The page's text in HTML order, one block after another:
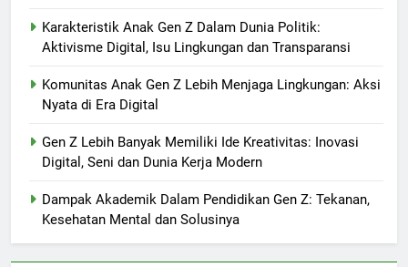
Karakteristik Anak Gen Z Dalam Dunia Politik:
Aktivisme Digital, Isu Lingkungan dan Transparansi
Komunitas Anak Gen Z Lebih Menjaga Lingkungan: Aksi
Nyata di Era Digital
Gen Z Lebih Banyak Memiliki Ide Kreativitas: Inovasi
Digital, Seni dan Dunia Kerja Modern
Dampak Akademik Dalam Pendidikan Gen Z: Tekanan,
Kesehatan Mental dan Solusinya